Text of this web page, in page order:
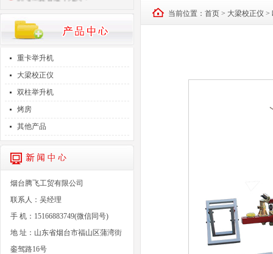
重卡举升机
大梁校正仪
双柱举升机
烤房
其他产品
烟台腾飞工贸有限公司
联系人：吴经理
手 机：15166883749(微信同号)
地 址：山东省烟台市福山区蒲湾街
銮驾路16号
当前位置： 首页 > 大梁校正仪 >